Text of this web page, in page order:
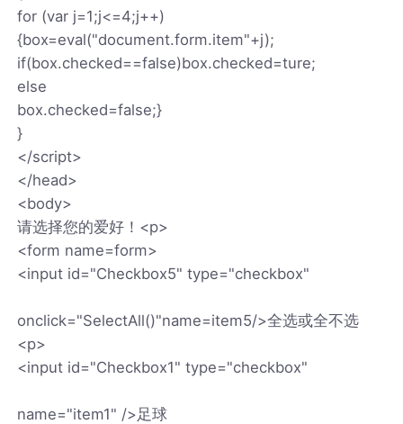
for (var j=1;j<=4;j++)
{box=eval("document.form.item"+j);
if(box.checked==false)box.checked=ture;
else
box.checked=false;}
}
</script>
</head>
<body>
请选择您的爱好！<p>
<form name=form>
<input id="Checkbox5" type="checkbox"
onclick="SelectAll()"name=item5/>全选或全不选
<p>
<input id="Checkbox1" type="checkbox"
name="item1" />足球